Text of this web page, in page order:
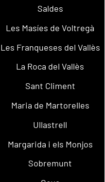
Saldes
Les Masíes de Voltregà
Les Franqueses del Vallès
La Roca del Vallès
Sant Climent
Maria de Martorelles
Ullastrell
Margarida i els Monjos
Sobremunt